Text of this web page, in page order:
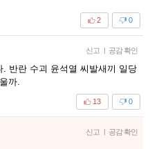
0
2
신고 | 공감 확인
반란 수괴 윤석열 씨발새끼 일당
까.
0
13
신고 | 공감 확인